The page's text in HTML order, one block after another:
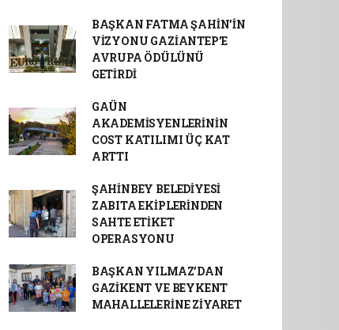
BAŞKAN FATMA ŞAHİN’İN
VİZYONU GAZİANTEP’E
AVRUPA ÖDÜLÜNÜ
GETİRDİ
GAÜN
AKADEMİSYENLERİNİN
COST KATILIMI ÜÇ KAT
ARTTI
ŞAHİNBEY BELEDİYESİ
ZABITA EKİPLERİNDEN
SAHTE ETİKET
OPERASYONU
BAŞKAN YILMAZ’DAN
GAZİKENT VE BEYKENT
MAHALLELERİNE ZİYARET